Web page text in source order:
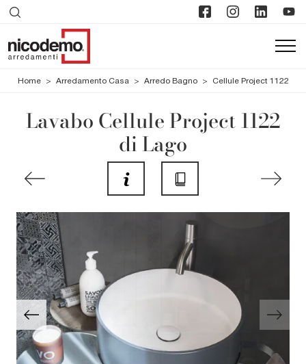
Home > Arredamento Casa > Arredo Bagno > Cellule Project 1122
Lavabo Cellule Project 1122
di Lago